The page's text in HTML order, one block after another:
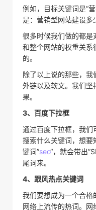
例如，目标关键词是“
是：营销型网站建设多
很多时候我们做的都是
和整个网站的权重关系
的。
除了以上说的那些，
外链以及软文。我们坚
果。
3、百度下拉框
通过百度下拉框，我们
搜索什么关键词，想要
键词”seo“，就会带出
尾词来。
4、跟风热点关键词
我们要想成为一个合
网络上流传的热词。